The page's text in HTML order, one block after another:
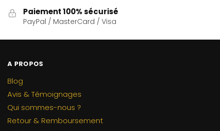
Paiement 100% sécurisé
PayPal / MasterCard / Visa
A PROPOS
Blog
Avis & Témoignages
Qui sommes-nous ?
Retour & Remboursement